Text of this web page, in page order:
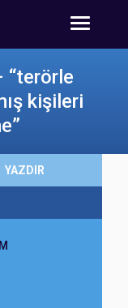
“terörle
kişileri
YAZDIR